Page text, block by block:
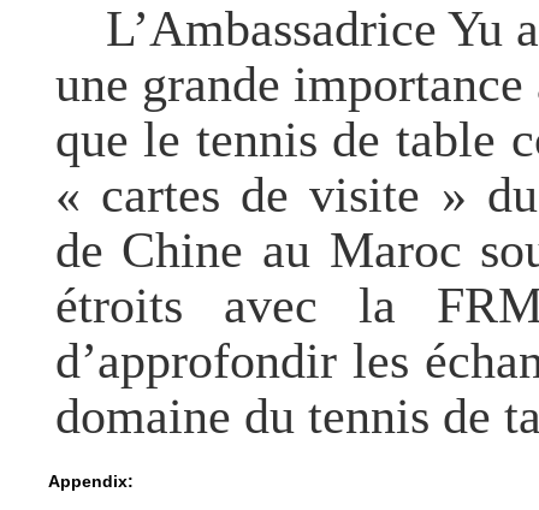
L’Ambassadrice Yu
une grande
que le tennis de table
« cartes de visite »
de Chine au Maroc
étroits avec la
d’approfondir les
domaine du tennis de
Appendix: